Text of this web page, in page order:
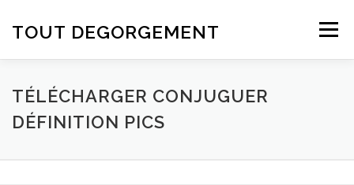
TOUT DEGORGEMENT Menu
TÉLÉCHARGER CONJUGUER
DÉFINITION PICS